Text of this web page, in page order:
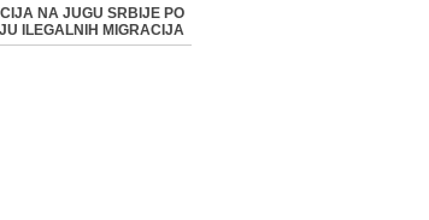
NA JUGU SRBIJE PO
ILEGALNIH MIGRACIJA